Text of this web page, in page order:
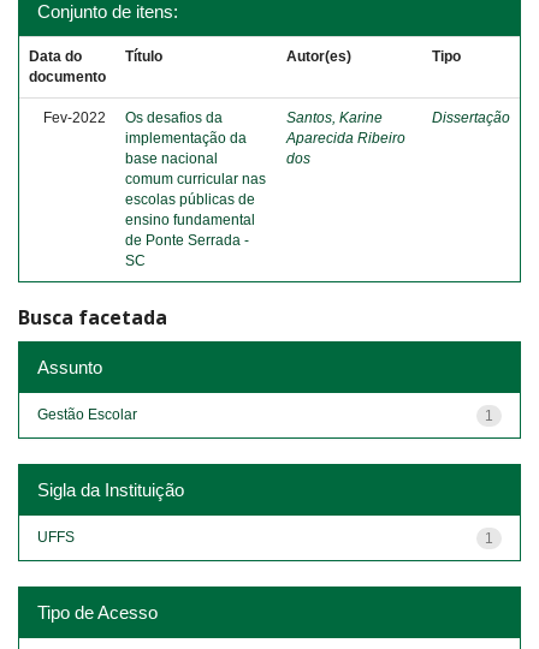
Conjunto de itens:
Data do
documento
Título Autor(es) Tipo
Fev-2022
Os desafios da
implementação da
base nacional
comum curricular nas
escolas públicas de
ensino fundamental
de Ponte Serrada -
SC
Santos, Karine
Aparecida Ribeiro
dos
Dissertação
Busca facetada
Assunto
1
Gestão Escolar
Sigla da Instituição
1
UFFS
Tipo de Acesso